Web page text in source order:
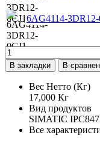
6AG4114-
В закладки
В
Вес Нетто (Кг)
17,000 Кг
Вид продуктов
SIMATIC
Все